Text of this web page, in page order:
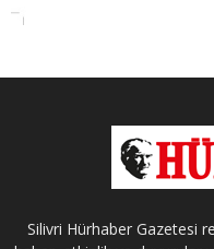
Silivri Hürhaber Gazetesi